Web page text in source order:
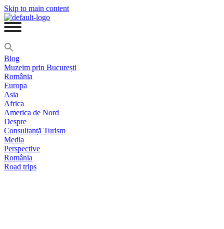
Skip to main content
Blog
Muzeim prin București
România
Europa
Asia
Africa
America de Nord
Despre
Consultanță Turism
Media
Perspective
România
Road trips